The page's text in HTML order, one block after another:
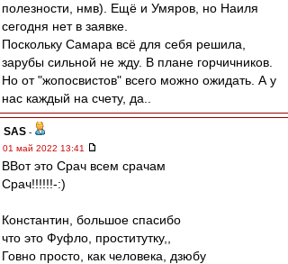
полезности, нмв). Ещё и Умяров, но Наиля
сегодня нет в заявке.
Поскольку Самара всё для себя решила,
зарубы сильной не жду. В плане горчичников.
Но от "жопосвистов" всего можно ожидать. А у
нас каждый на счету, да..
SAS -
01 май 2022 13:41
ВВот это Срач всем срачам
Срач!!!!!!-:)
Константин, большое спасибо
что это Фуфло, проститутку,,
Говно просто, как человека, дзюбу